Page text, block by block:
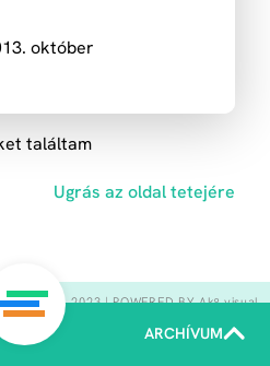
ARCHÍVUM
október
találtam
Ugrás az oldal tetejére
2023 | POWERED BY Akᵒ visual